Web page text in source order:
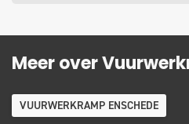
Meer over
VUURWERKRAMP ENSCHEDE